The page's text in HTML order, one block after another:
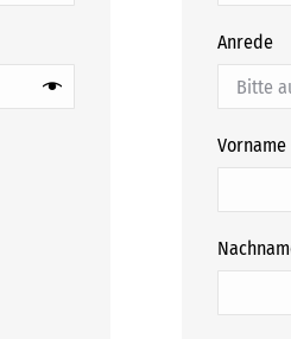
Anrede
Vorname